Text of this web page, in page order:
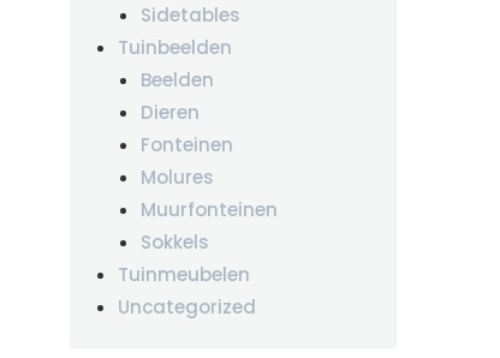
Sidetables
Tuinbeelden
Beelden
Dieren
Fonteinen
Molures
Muurfonteinen
Sokkels
Tuinmeubelen
Uncategorized